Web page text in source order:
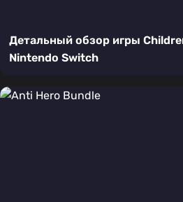
Детальный обзор игры
Nintendo Switch